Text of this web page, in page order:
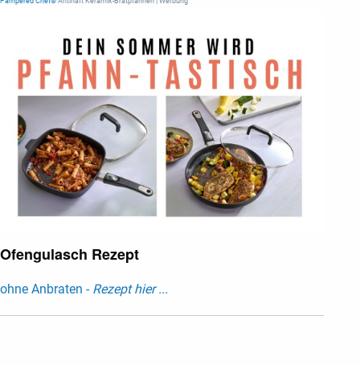
Ofengulasch Rezept
ohne Anbraten - Rezept hier ...